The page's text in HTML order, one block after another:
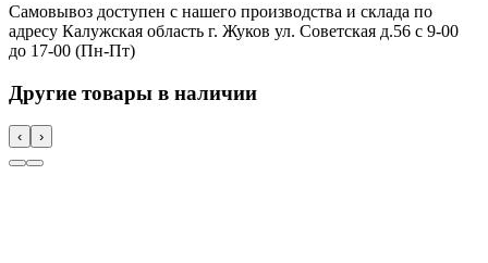
Самовывоз доступен с нашего производства и склада по
адресу Калужская область г. Жуков ул. Советская д.56 с 9-00
до 17-00 (Пн-Пт)
Другие товары в наличии
‹ ›